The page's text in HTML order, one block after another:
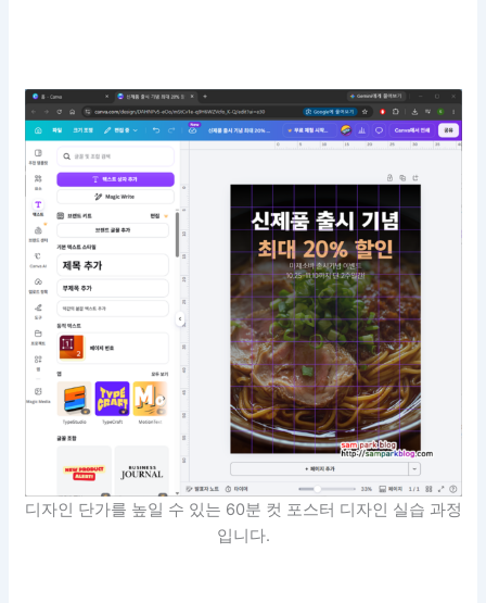
디자인 단가를 높일 수 있는 60분 컷 포스터 디자인 실습 과정
입니다.